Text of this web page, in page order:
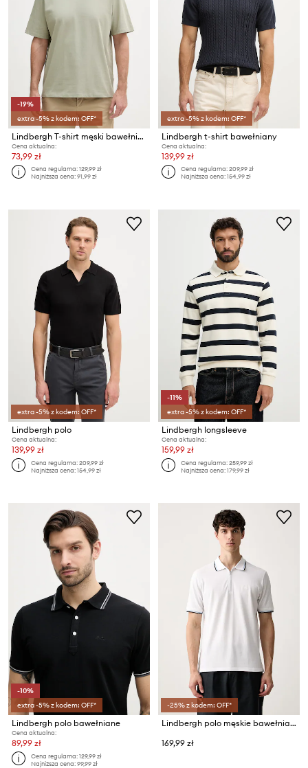
-19%
extra -5% z kodem: OFF*
Lindbergh T-shirt męski bawełniany
Cena aktualna:
73,99 zł
Cena regularna:129,99 zł
Najniższa cena:91,99 zł
extra -5% z kodem: OFF*
Lindbergh t-shirt bawełniany
Cena aktualna:
139,99 zł
Cena regularna:209,99 zł
Najniższa cena:154,99 zł
extra -5% z kodem: OFF*
Lindbergh polo
Cena aktualna:
139,99 zł
Cena regularna:209,99 zł
Najniższa cena:154,99 zł
-11%
extra -5% z kodem: OFF*
Lindbergh longsleeve
Cena aktualna:
159,99 zł
Cena regularna:259,99 zł
Najniższa cena:179,99 zł
-10%
extra -5% z kodem: OFF*
Lindbergh polo bawełniane
Cena aktualna:
89,99 zł
Cena regularna:129,99 zł
Najniższa cena:99,99 zł
-25% z kodem: OFF*
Lindbergh polo męskie bawełniane
169,99 zł